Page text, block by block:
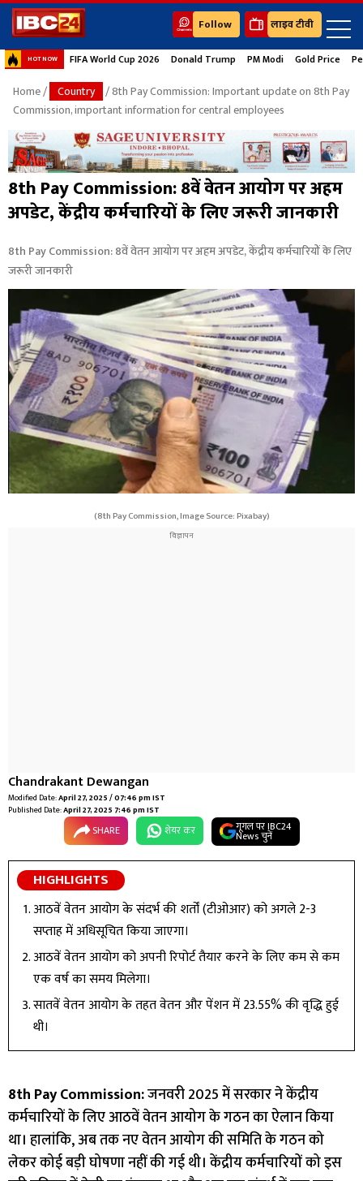
Follow लाइव टीवी
HOT NOW FIFA World Cup 2026 Donald Trump PM Modi Gold Price
Home/ Country / 8th Pay Commission: Important update on 8th Pay
Commission, important information for central employees
8th Pay Commission: 8वें वेतन आयोग पर अहम
अपडेट, केंद्रीय कर्मचारियों के लिए जरूरी जानकारी
8th Pay Commission: 8वें वेतन आयोग पर अहम अपडेट, केंद्रीय कर्मचारियों के लिए
जरूरी जानकारी
(8th Pay Commission, Image Source: Pixabay)
Chandrakant Dewangan
Modified Date:April 27, 2025 / 07:46 pm IST
Published Date:April 27, 2025 7:46 pm IST
SHARE शेयर कर गूगल पर IBC24
News चुनें
HIGHLIGHTS
आठवें वेतन आयोग के संदर्भ की शर्तों (टीओआर) को अगले 2-3
सप्ताह में अधिसूचित किया जाएगा।
आठवें वेतन आयोग को अपनी रिपोर्ट तैयार करने के लिए कम से कम
एक वर्ष का समय मिलेगा।
सातवें वेतन आयोग के तहत वेतन और पेंशन में 23.55% की वृद्धि हुई
थी।
8th Pay Commission:जनवरी 2025 में सरकार ने केंद्रीय
कर्मचारियों के लिए आठवें वेतन आयोग के गठन का ऐलान किया
था। हालांकि, अब तक नए वेतन आयोग की समिति के गठन को
लेकर कोई बड़ी घोषणा नहीं की गई थी। केंद्रीय कर्मचारियों को इस